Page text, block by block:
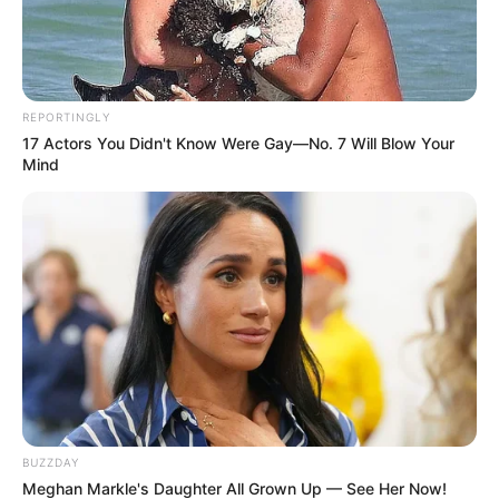
A 300 hektár föld megvétele után maximum 5
milliárd forint maradt.
A megmaradt 5 milliárd forintból hogyan
fizethetett ki az uradalmi birtok felépítésére 15-20
milliárd forintot?
Honnan van a pénz?
Győző Bátyám,
Ha tényleg tisztázni akarja a fiát, Orbán Viktort a
vádak alól, akkor minden dokumentumot hozzon
nyilvánosságra!
REPORTINGLY
17 Actors You Didn't Know Were Gay—No. 7 Will Blow Your
Mind
BUZZDAY
Meghan Markle's Daughter All Grown Up — See Her Now!